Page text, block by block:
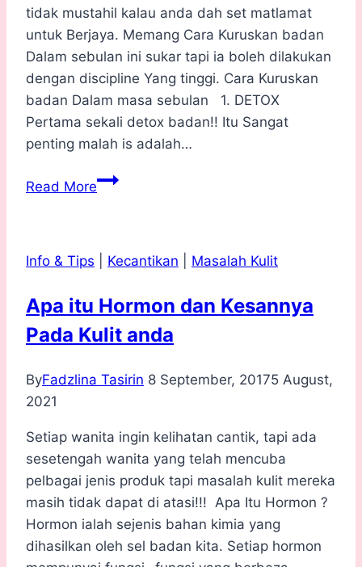
tidak mustahil kalau anda dah set matlamat
untuk Berjaya. Memang Cara Kuruskan badan
Dalam sebulan ini sukar tapi ia boleh dilakukan
dengan discipline Yang tinggi. Cara Kuruskan
badan Dalam masa sebulan 1. DETOX
Pertama sekali detox badan!! Itu Sangat
penting malah is adalah…
Read More7
Badan
Masa
Sebulan
Info & Tips Kecantikan Masalah Kulit
Apa itu Hormon dan Kesannya
Pada Kulit anda
ByFadzlina Tasirin 8 September, 20175 August,
2021
Setiap wanita ingin kelihatan cantik, tapi ada
sesetengah wanita yang telah mencuba
pelbagai jenis produk tapi masalah kulit mereka
masih tidak dapat di atasi!!! Apa Itu Hormon ?
Hormon ialah sejenis bahan kimia yang
dihasilkan oleh sel badan kita. Setiap hormon